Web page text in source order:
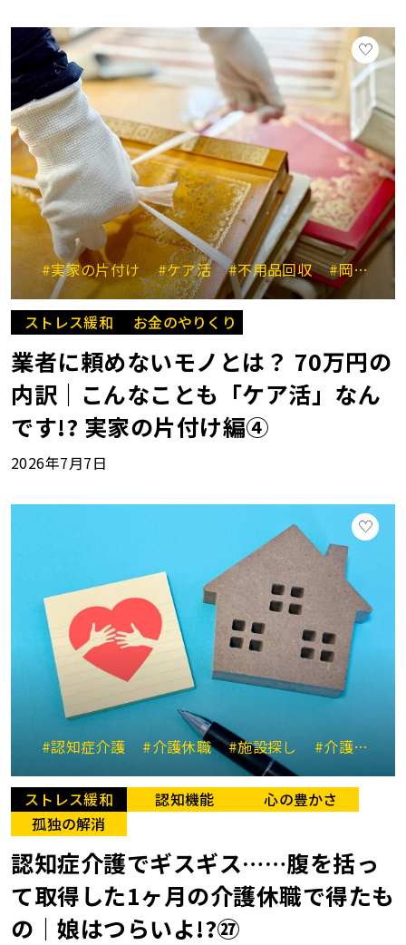
#実家の片付け #ケア活 #不用品回収 #岡崎杏里
ストレス緩和 お金のやりくり
業者に頼めないモノとは？ 70万円の
内訳｜こんなことも「ケア活」なん
です!? 実家の片付け編④
2026年7月7日
#認知症介護 #介護休職 #施設探し #介護と仕事の両立
ストレス緩和 認知機能
心の豊かさ
孤独の解消
認知症介護でギスギス……腹を括っ
て取得した1ヶ月の介護休職で得たも
の｜娘はつらいよ!?㉗